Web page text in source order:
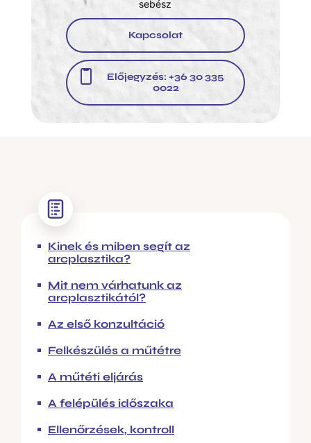
sebész
Kapcsolat
Előjegyzés: +36 30 335
0022
Kinek és miben segít az
arcplasztika?
Mit nem várhatunk az
arcplasztikától?
Az első konzultáció
Felkészülés a műtétre
A műtéti eljárás
A felépülés időszaka
Ellenőrzések, kontroll